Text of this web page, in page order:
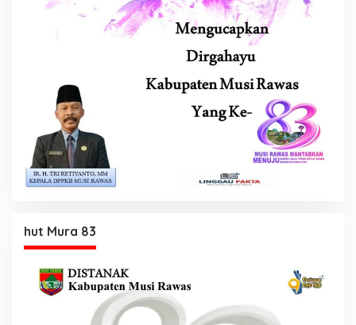
hut Mura 83